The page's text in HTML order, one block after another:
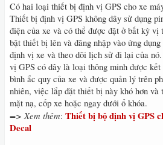
Có hai loại thiết bị định vị GPS cho xe
Thiết bị định vị GPS không dây sử dụng
điện của xe và có thể được đặt ở bất kỳ
bật thiết bị lên và đăng nhập vào ứng
định vị xe và theo dõi lịch sử đi lại của
vị GPS có dây là loại thông minh được
bình ắc quy của xe và được quản lý trên
nhiên, việc lắp đặt thiết bị này khó hơn và
mặt nạ, cốp xe hoặc ngay dưới ổ khóa.
=> Xem thêm: Thiết bị bộ định vị GPS
Decal